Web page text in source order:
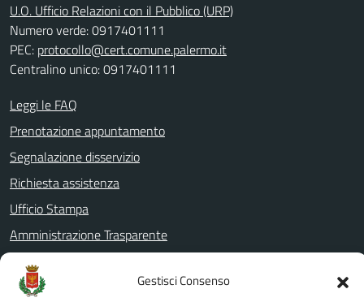
Gestisci Consenso
U.O. Ufficio Relazioni con il Pubblico (URP)
Numero verde: 0917401111
PEC: protocollo@cert.comune.palermo.it
Centralino unico: 0917401111
Leggi le FAQ
Prenotazione appuntamento
Segnalazione disservizio
Richiesta assistenza
Ufficio Stampa
Amministrazione Trasparente
Albo pretorio
Informativa privacy